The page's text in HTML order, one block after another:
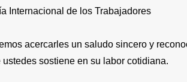
Internacional de los Trabajadores
acercarles un saludo sincero y
sostiene en su labor cotidiana.